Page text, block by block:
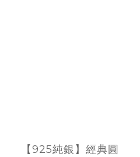
【925純銀】經典圓